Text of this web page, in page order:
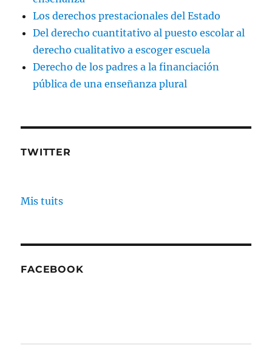
Los derechos prestacionales del Estado
Del derecho cuantitativo al puesto escolar al
derecho cualitativo a escoger escuela
Derecho de los padres a la financiación
pública de una enseñanza plural
TWITTER
Mis tuits
FACEBOOK